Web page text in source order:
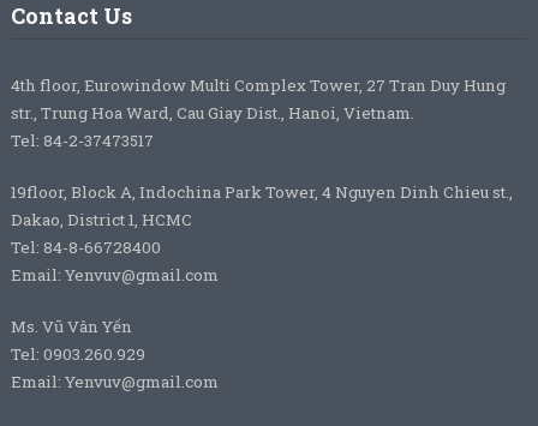
Contact Us
4th floor, Eurowindow Multi Complex Tower, 27 Tran Duy Hung
str., Trung Hoa Ward, Cau Giay Dist., Hanoi, Vietnam.
Tel: 84-2-37473517
19floor, Block A, Indochina Park Tower, 4 Nguyen Dinh Chieu st.,
Dakao, District 1, HCMC
Tel: 84-8-66728400
Email: Yenvuv@gmail.com
Ms. Vũ Vân Yến
Tel: 0903.260.929
Email: Yenvuv@gmail.com